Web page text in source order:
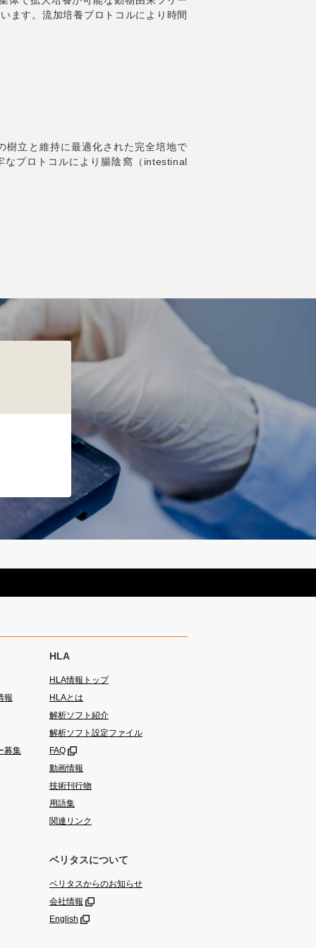
ます。流加培養プロトコルにより時間
立と維持に最適化された完全培地で
なプロトコルにより腸陰窩（intestinal
報
募集
HLA
HLA情報トップ
HLAとは
解析ソフト紹介
解析ソフト設定ファイル
FAQ
動画情報
技術刊行物
用語集
関連リンク
ベリタスについて
ベリタスからのお知らせ
会社情報
English